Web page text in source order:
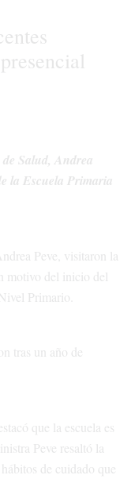
Salud, Andrea
la Escuela Primaria
Peve, visitaron la
motivo del inicio del
Primario.
tras un año de
que la escuela es
Peve resaltó la
de cuidado que